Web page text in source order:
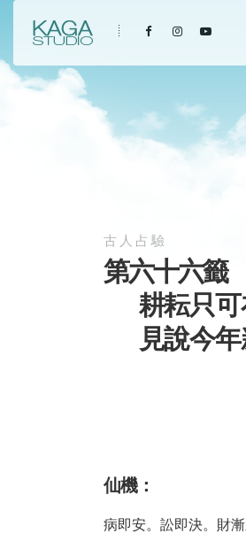
古人占驗
第六十六
耕耘只可
見說今
仙機：
病即安。訟即決。財漸